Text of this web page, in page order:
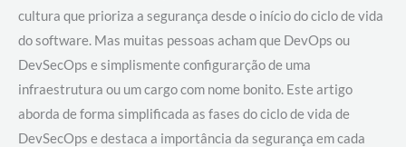
cultura que prioriza a segurança desde o início do ciclo de vida
do software. Mas muitas pessoas acham que DevOps ou
DevSecOps e simplismente configurarção de uma
infraestrutura ou um cargo com nome bonito. Este artigo
aborda de forma simplificada as fases do ciclo de vida de
DevSecOps e destaca a importância da segurança em cada